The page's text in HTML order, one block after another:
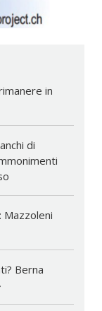
in
di
Mazzoleni
Berna